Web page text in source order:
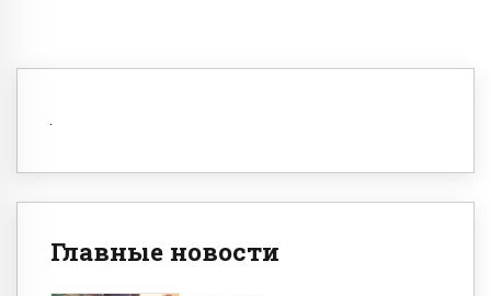
Главные новости